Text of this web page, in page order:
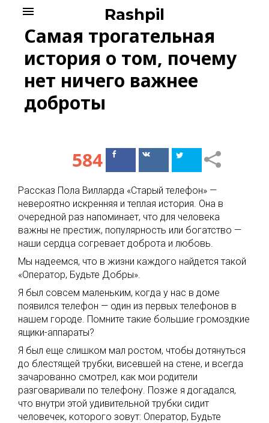
content
Rashpil
menu
Самая трогательная
история о том, почему
нет ничего важнее
доброты
584
ПоделитьсяПоделиться
Рассказ Пола Вилларда «Старый телефон» —
невероятно искренняя и теплая история. Она в
очередной раз напоминает, что для человека
важны не престиж, популярность или богатство —
наши сердца согревает доброта и любовь.
Мы надеемся, что в жизни каждого найдется такой
«Оператор, Будьте Добры».
Я был совсем маленьким, когда у нас в доме
появился телефон — один из первых телефонов в
нашем городе. Помните такие большие громоздкие
ящики-аппараты?
Я был еще слишком мал ростом, чтобы дотянуться
до блестящей трубки, висевшей на стене, и всегда
зачарованно смотрел, как мои родители
разговаривали по телефону. Позже я догадался,
что внутри этой удивительной трубки сидит
человечек, которого зовут: Оператор, Будьте